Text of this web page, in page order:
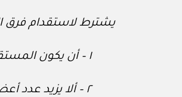
يشترط لاستقدام فرق
١ – أن يكون المستقدم فندقا مصنفا من فئة أربع أو خمس نجوم.
٢ – ألا يزيد عدد أعضاء أي من فرق الفن الراقي المستقدمة على ثلاثة أفراد فقط.